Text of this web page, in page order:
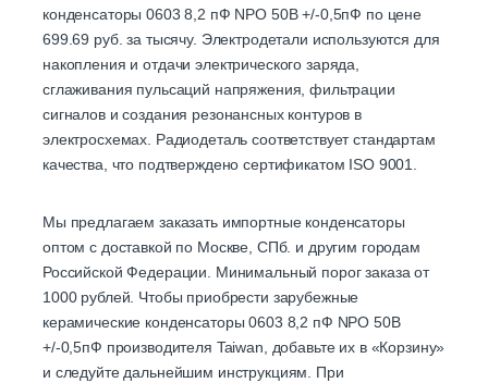
конденсаторы 0603 8,2 пФ NPO 50B +/-0,5пФ по цене
699.69 руб. за тысячу. Электродетали используются для
накопления и отдачи электрического заряда,
сглаживания пульсаций напряжения, фильтрации
сигналов и создания резонансных контуров в
электросхемах. Радиодеталь соответствует стандартам
качества, что подтверждено сертификатом ISO 9001.
Мы предлагаем заказать импортные конденсаторы
оптом с доставкой по Москве, СПб. и другим городам
Российской Федерации. Минимальный порог заказа от
1000 рублей. Чтобы приобрести зарубежные
керамические конденсаторы 0603 8,2 пФ NPO 50B
+/-0,5пФ производителя Taiwan, добавьте их в «Корзину»
и следуйте дальнейшим инструкциям. При